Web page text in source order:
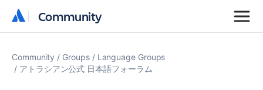
Community
Community
Community Groups
Language Groups
アトラシアン公式 日本語フォーラム